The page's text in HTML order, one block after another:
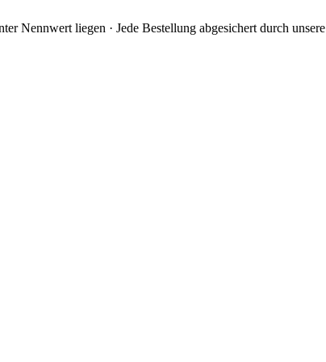
Nennwert liegen · Jede Bestellung abgesichert durch unsere